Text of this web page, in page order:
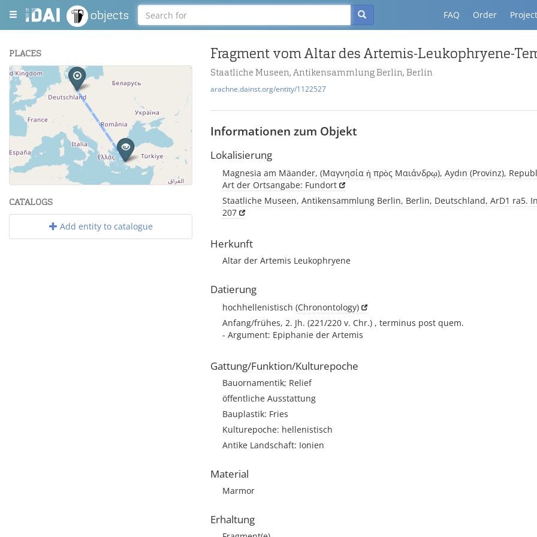
objects FAQ Order
PLACES
+
−
Leaflet | Maps and Data © OpenStreetMap
CATALOGS
Add entity to catalogue
Staatliche Museen, Antikensammlung Berlin, Berlin
arachne.dainst.org/entity/1122527
Informationen zum Objekt
Lokalisierung
Magnesia am Mäander, (Μαγνησία ἡ πρὸς Μαιάνδρῳ), Aydın (Provinz),
Art der Ortsangabe: Fundort
Staatliche Museen, Antikensammlung Berlin, Berlin, Deutschland, ArD1 ra5.
207
Herkunft
Altar der Artemis Leukophryene
Datierung
hochhellenistisch (Chronontology)
Anfang/frühes, 2. Jh. (221/220 v. Chr.) , terminus post quem.
- Argument: Epiphanie der Artemis
Gattung/Funktion/Kulturepoche
Bauornamentik; Relief
öffentliche Ausstattung
Bauplastik: Fries
Kulturepoche: hellenistisch
Antike Landschaft: Ionien
Material
Marmor
Erhaltung